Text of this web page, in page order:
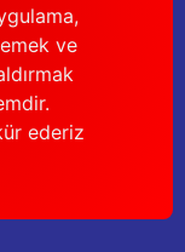
ve
ederiz